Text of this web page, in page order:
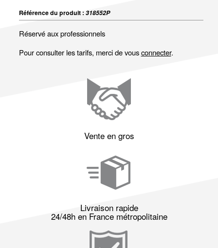
Référence du produit : 318552P
Réservé aux professionnels
Pour consulter les tarifs, merci de vousconnecter.
Vente en gros
Livraison rapide
24/48h en France métropolitaine